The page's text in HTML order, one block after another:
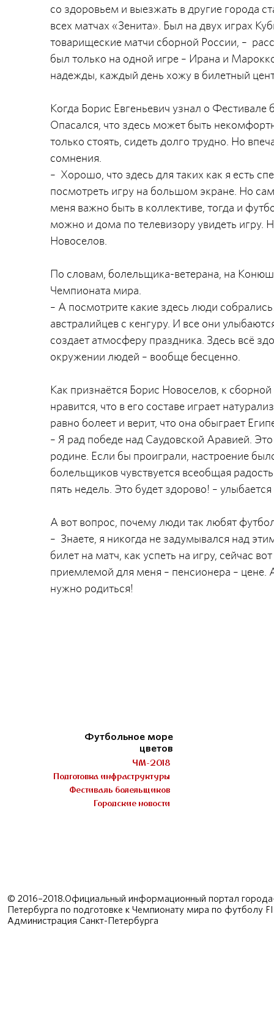
со здоровьем и выезжать в другие города
всех матчах «Зенита». Был на двух играх
товарищеские матчи сборной России, –
был только на одной игре – Ирана и
надежды, каждый день хожу в билетный
Когда Борис Евгеньевич узнал о
Опасался, что здесь может быть
только стоять, сидеть долго трудно. Но
сомнения.
– Хорошо, что здесь для таких как я есть
посмотреть игру на большом экране. Но
меня важно быть в коллективе, тогда и
можно и дома по телевизору увидеть игру.
Новоселов.
По словам, болельщика-ветерана, на
Чемпионата мира.
– А посмотрите какие здесь люди
австралийцев с кенгуру. И все они
создает атмосферу праздника. Здесь всё
окружении людей – вообще бесценно.
Как признаётся Борис Новоселов, к
нравится, что в его составе играет
равно болеет и верит, что она обыграет
– Я рад победе над Саудовской Аравией.
родине. Если бы проиграли, настроение
болельщиков чувствуется всеобщая
пять недель. Это будет здорово! –
А вот вопрос, почему люди так любят
– Знаете, я никогда не задумывался над
билет на матч, как успеть на игру, сейчас
приемлемой для меня – пенсионера –
нужно родиться!
Футбольное море
цветов
ЧМ-2018
Подготовка инфраструктуры
Фестиваль болельщиков
Городские новости
© 2016–2018.Официальный информационный портал
Петербурга по подготовке к Чемпионату мира по футболу
Администрация Санкт-Петербурга